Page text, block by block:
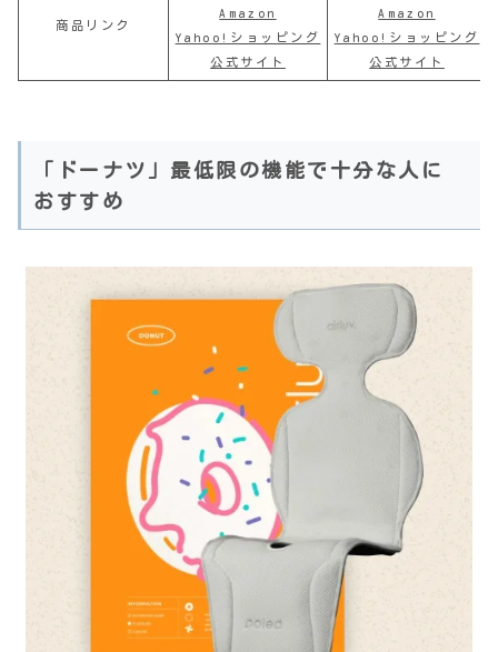
商品リンク
Amazon
Yahoo!ショッピング
公式サイト
Amazon
Yahoo!ショッピング
公式サイト
「ドーナツ」最低限の機能で十分な人に
おすすめ